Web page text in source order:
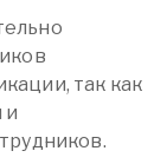
так как
и